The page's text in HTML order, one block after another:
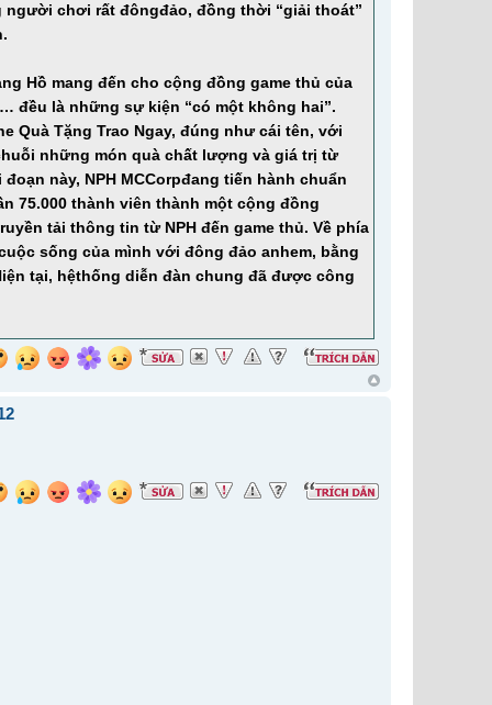
chơi rất đôngđảo, đồng thời “giải thoát”
Hồ mang đến cho cộng đồng game thủ của
đều là những sự kiện “có một không hai”.
Tặng Trao Ngay, đúng như cái tên, với
những món quà chất lượng và giá trị từ
này, NPH MCCorpđang tiến hành chuẩn
75.000 thành viên thành một cộng đồng
tải thông tin từ NPH đến game thủ. Về phía
sống của mình với đông đảo anhem, bằng
tại, hệthống diễn đàn chung đã được công